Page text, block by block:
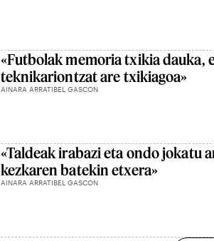
«Futbolak memoria txikia dauka,
teknikariontzat are txikiagoa»
AINARA ARRATIBEL GASCON
«Taldeak irabazi eta ondo jokatu
kezkaren batekin etxera»
AINARA ARRATIBEL GASCON